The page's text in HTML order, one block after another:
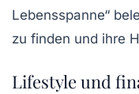
Lebensspanne“
zu finden und ihre
Lifestyle und